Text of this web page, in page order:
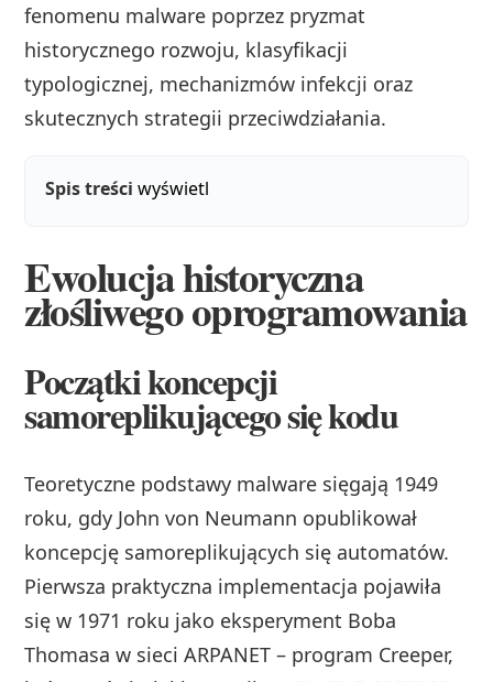
fenomenu malware poprzez pryzmat
historycznego rozwoju, klasyfikacji
typologicznej, mechanizmów infekcji oraz
skutecznych strategii przeciwdziałania.
Spis treści wyświetl
Ewolucja historyczna
złośliwego oprogramowania
Początki koncepcji
samoreplikującego się kodu
Teoretyczne podstawy malware sięgają 1949
roku, gdy John von Neumann opublikował
koncepcję samoreplikujących się automatów.
Pierwsza praktyczna implementacja pojawiła
się w 1971 roku jako eksperyment Boba
Thomasa w sieci ARPANET – program Creeper,